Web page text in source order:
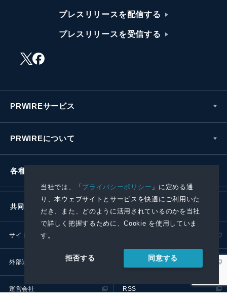
当社では、「プライバシーポリシー 」に定める通
り、本ウェブサイトとサービスを快適にご利用いた
だき、また、どのように活用されているのかを当社
で詳しく把握するために、Cookie を使用していま
す。
拒否する 同意する
プレスリリースを配信する
プレスリリースを受信する
PRWIREサービス
PRWIREについて
各種お問い合わせ
共同通信社グループ
サイトポリシー
外部送信ポリシー プレスリリース取扱基準
運営会社 RSS